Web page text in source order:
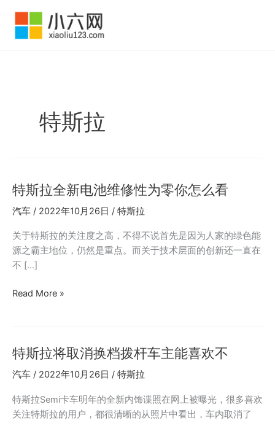
特斯拉
特斯拉全新电池维修性为零你怎么看
汽车 / 2022年10月26日 / 特斯拉
关于特斯拉的关注度之高，不得不说首先是因为人家的绿色能
源之霸主地位，仍然是重点。而关于技术层面的创新还一直在
不 […]
特
新
池
维
修
Read More »
特斯拉将取消换档拨杆车主能喜欢不
汽车 / 2022年10月26日 / 特斯拉
特斯拉Semi卡车明年的全新内饰谍照在网上被曝光，很多喜欢
关注特斯拉的用户，都很清晰的从照片中看出，车内取消了